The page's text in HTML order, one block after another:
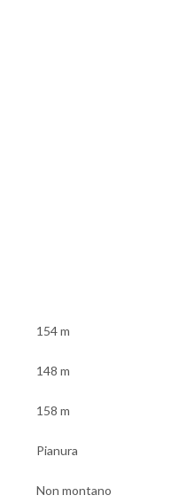
154 m
148 m
158 m
Pianura
Non montano